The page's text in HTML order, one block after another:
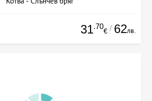
31.70
€ / 62лв.